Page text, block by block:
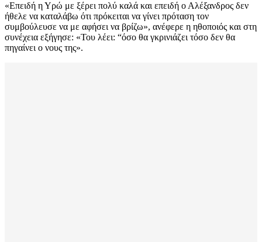
«Επειδή η Υρώ με ξέρει πολύ καλά και επειδή ο Αλέξανδρος δεν
ήθελε να καταλάβω ότι πρόκειται να γίνει πρόταση τον
συμβούλευσε να με αφήσει να βρίζω», ανέφερε η ηθοποιός και στη
συνέχεια εξήγησε: «Του λέει: “όσο θα γκρινιάζει τόσο δεν θα
πηγαίνει ο νους της».